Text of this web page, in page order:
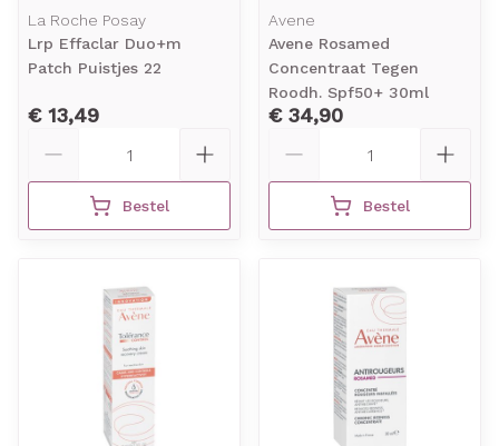
La Roche Posay
Lrp Effaclar Duo+m
Patch Puistjes 22
€ 13,49
Bestel
Avene
Avene Rosamed
Concentraat Tegen
Roodh. Spf50+ 30ml
€ 34,90
Bestel